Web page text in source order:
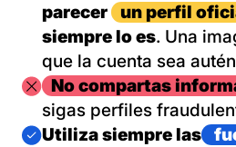
parecer
un perfil
siempre lo es. Una
que la cuenta sea
ImagenNo compartas
sigas perfiles
Imagen
Utiliza siempre las